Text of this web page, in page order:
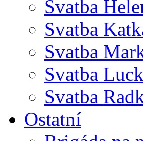
Svatba
Svatba
Svatba
Svatba
Svatba
Ostatní